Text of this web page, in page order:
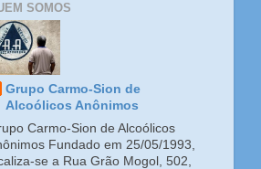
SOMOS
Grupo Carmo-Sion de
Alcoólicos Anônimos
Carmo-Sion de Alcoólicos
Fundado em 25/05/1993,
se a Rua Grão Mogol, 502,